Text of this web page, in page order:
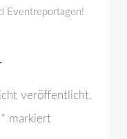
Eventreportagen!
veröffentlicht.
* markiert